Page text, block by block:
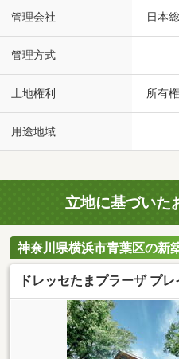
管理会社 日本
管理方式
土地権利 所有権
用途地域
立地に基づいた
神奈川県横浜市青葉区の新
ドレッセたまプラーザ プ